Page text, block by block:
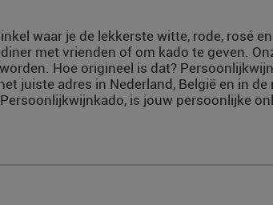
waar je de lekkerste witte, rode, rosé
met vrienden of om kado te geven.
Hoe origineel is dat?
juiste adres in Nederland, België en in de
is jouw persoonlijke